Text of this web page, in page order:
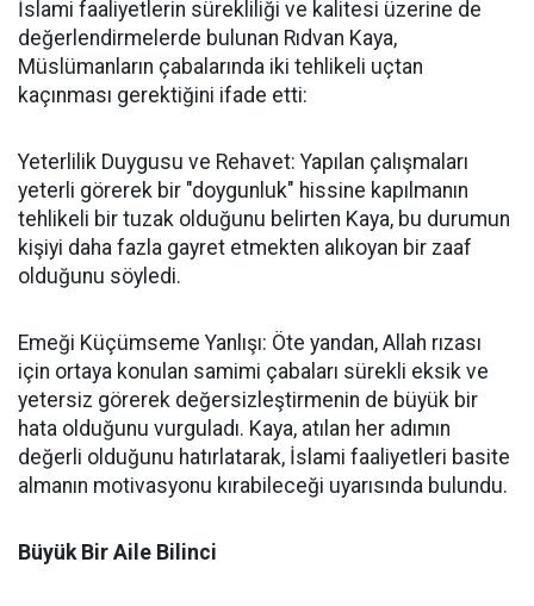
İslami faaliyetlerin sürekliliği ve kalitesi üzerine de
değerlendirmelerde bulunan Rıdvan Kaya,
Müslümanların çabalarında iki tehlikeli uçtan
kaçınması gerektiğini ifade etti:
Yeterlilik Duygusu ve Rehavet: Yapılan çalışmaları
yeterli görerek bir "doygunluk" hissine kapılmanın
tehlikeli bir tuzak olduğunu belirten Kaya, bu durumun
kişiyi daha fazla gayret etmekten alıkoyan bir zaaf
olduğunu söyledi.
Emeği Küçümseme Yanlışı: Öte yandan, Allah rızası
için ortaya konulan samimi çabaları sürekli eksik ve
yetersiz görerek değersizleştirmenin de büyük bir
hata olduğunu vurguladı. Kaya, atılan her adımın
değerli olduğunu hatırlatarak, İslami faaliyetleri basite
almanın motivasyonu kırabileceği uyarısında bulundu.
Büyük Bir Aile Bilinci